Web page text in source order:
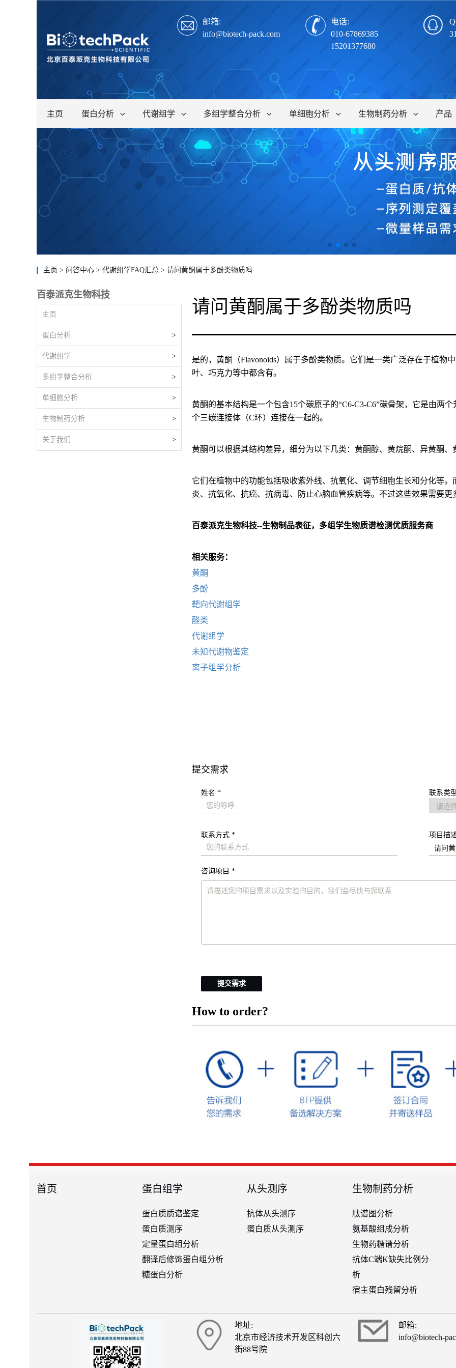
邮箱:
info@biotech-pack.com
电话:
010-67869385
15201377680
主页 蛋白分析 代谢组学 多组学整合分析 单细胞分析 生物制药分析 产品
主页 > 问答中心 > 代谢组学FAQ汇总 > 请问黄酮属于多酚类物质吗
百泰派克生物科技
主页
蛋白分析 >
代谢组学 >
多组学整合分析 >
单细胞分析 >
生物制药分析 >
关于我们 >
请问黄酮属于多酚类物质吗
是的，黄酮（Flavonoids）属于多酚类物质。它们是一类广泛存在于植物
叶、巧克力等中都含有。
黄酮的基本结构是一个包含15个碳原子的“C6-C3-C6”碳骨架，它是由两
个三碳连接体（C环）连接在一起的。
黄酮可以根据其结构差异，细分为以下几类：黄酮醇、黄烷酮、异黄酮
它们在植物中的功能包括吸收紫外线、抗氧化、调节细胞生长和分化等
炎、抗氧化、抗癌、抗病毒、防止心脑血管疾病等。不过这些效果需要更
百泰派克生物科技--生物制品表征，多组学生物质谱检测优质服务商
相关服务：
黄酮
多酚
靶向代谢组学
醛类
代谢组学
未知代谢物鉴定
离子组学分析
提交需求
姓名 * 联系类
联系方式 * 项目描
咨询项目 *
提交需求
How to order?
首页 蛋白组学
蛋白质质谱鉴定
蛋白质测序
定量蛋白组分析
翻译后修饰蛋白组分析
糖蛋白分析
从头测序
抗体从头测序
蛋白质从头测序
生物制药分析
肽谱图分析
氨基酸组成分析
生物药糖谱分析
抗体C端K缺失比例分
析
宿主蛋白残留分析
地址:
北京市经济技术开发区科创六
街88号院
邮箱:
info@biotech-